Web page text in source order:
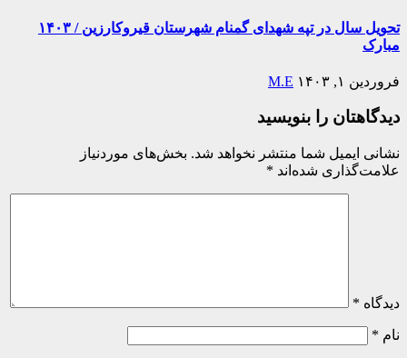
تحویل سال در تپه شهدای گمنام شهرستان قیروکارزین / ۱۴۰۳
مبارک
فروردین ۱, ۱۴۰۳ M.E
دیدگاهتان را بنویسید
نشانی ایمیل شما منتشر نخواهد شد. بخش‌های موردنیاز
علامت‌گذاری شده‌اند *
دیدگاه *
نام *